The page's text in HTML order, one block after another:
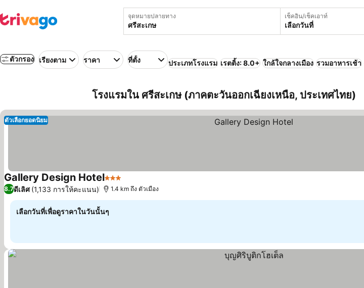
จุดหมายปลายทาง เช็คอิน/เช็คเอาท์
เลือกวันที่
ตัวกรอง เรียงตาม ราคา ที่ตั้ง ประเภทโรงแรม เรตติ้ง: 8.0+ ใกล้ใจกลางเมือง รวมอาหารเช้า
โรงแรมใน ศรีสะเกษ (ภาคตะวันออกเฉียงเหนือ, ประเทศไทย)
ตัวเลือกยอดนิยม
Gallery Design Hotel3 ดาว
8.7ดีเลิศ (1,133 การให้คะแนน) 1.4 km ถึง ตัวเมือง
เลือกวันที่เพื่อดูราคาในวันนั้นๆ